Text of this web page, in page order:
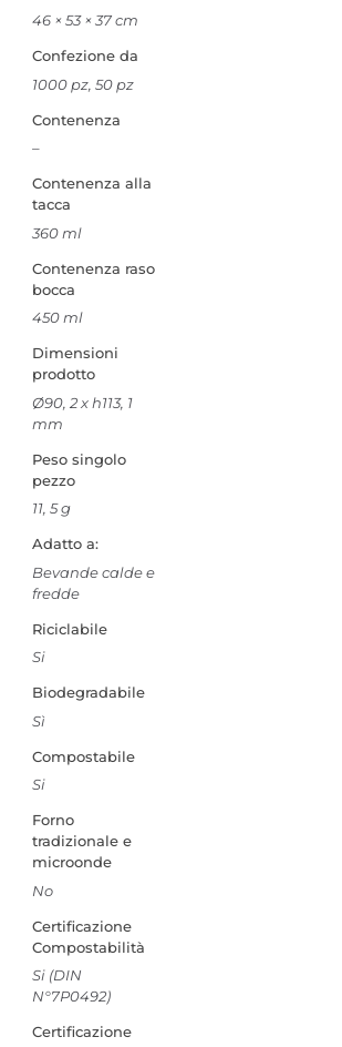
46 × 53 × 37 cm
Confezione da
1000 pz, 50 pz
Contenenza
–
Contenenza alla
tacca
360 ml
Contenenza raso
bocca
450 ml
Dimensioni
prodotto
Ø90, 2 x h113, 1
mm
Peso singolo
pezzo
11, 5 g
Adatto a:
Bevande calde e
fredde
Riciclabile
Si
Biodegradabile
Sì
Compostabile
Si
Forno
tradizionale e
microonde
No
Certificazione
Compostabilità
Si (DIN
N°7P0492)
Certificazione